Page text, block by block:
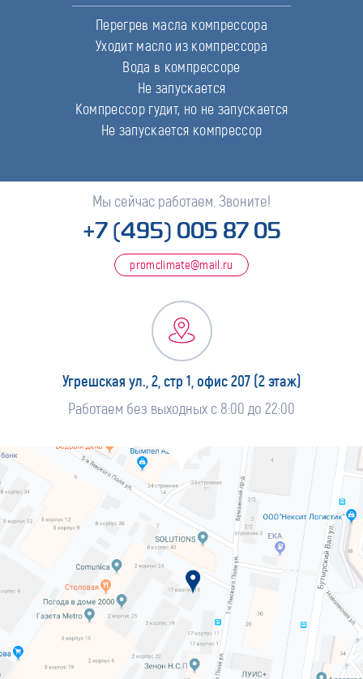
Перегрев масла компрессора
Уходит масло из компрессора
Вода в компрессоре
Не запускается
Компрессор гудит, но не запускается
Не запускается компрессор
Мы сейчас работаем. Звоните!
+7 (495) 005 87 05
promclimate@mail.ru
Угрешская ул., 2, стр 1, офис 207 (2 этаж)
Работаем без выходных с 8:00 до 22:00